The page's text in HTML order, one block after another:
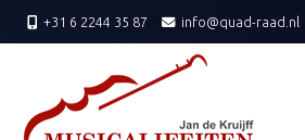
+31 6 2244 35 87 info@quad-raad.nl